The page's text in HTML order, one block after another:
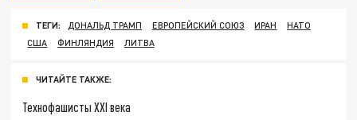
ТЕГИ: ДОНАЛЬД ТРАМП ЕВРОПЕЙСКИЙ СОЮЗ ИРАН
НАТО
США
ФИНЛЯНДИЯ ЛИТВА
ЧИТАЙТЕ ТАКЖЕ:
Технофашисты XXI века